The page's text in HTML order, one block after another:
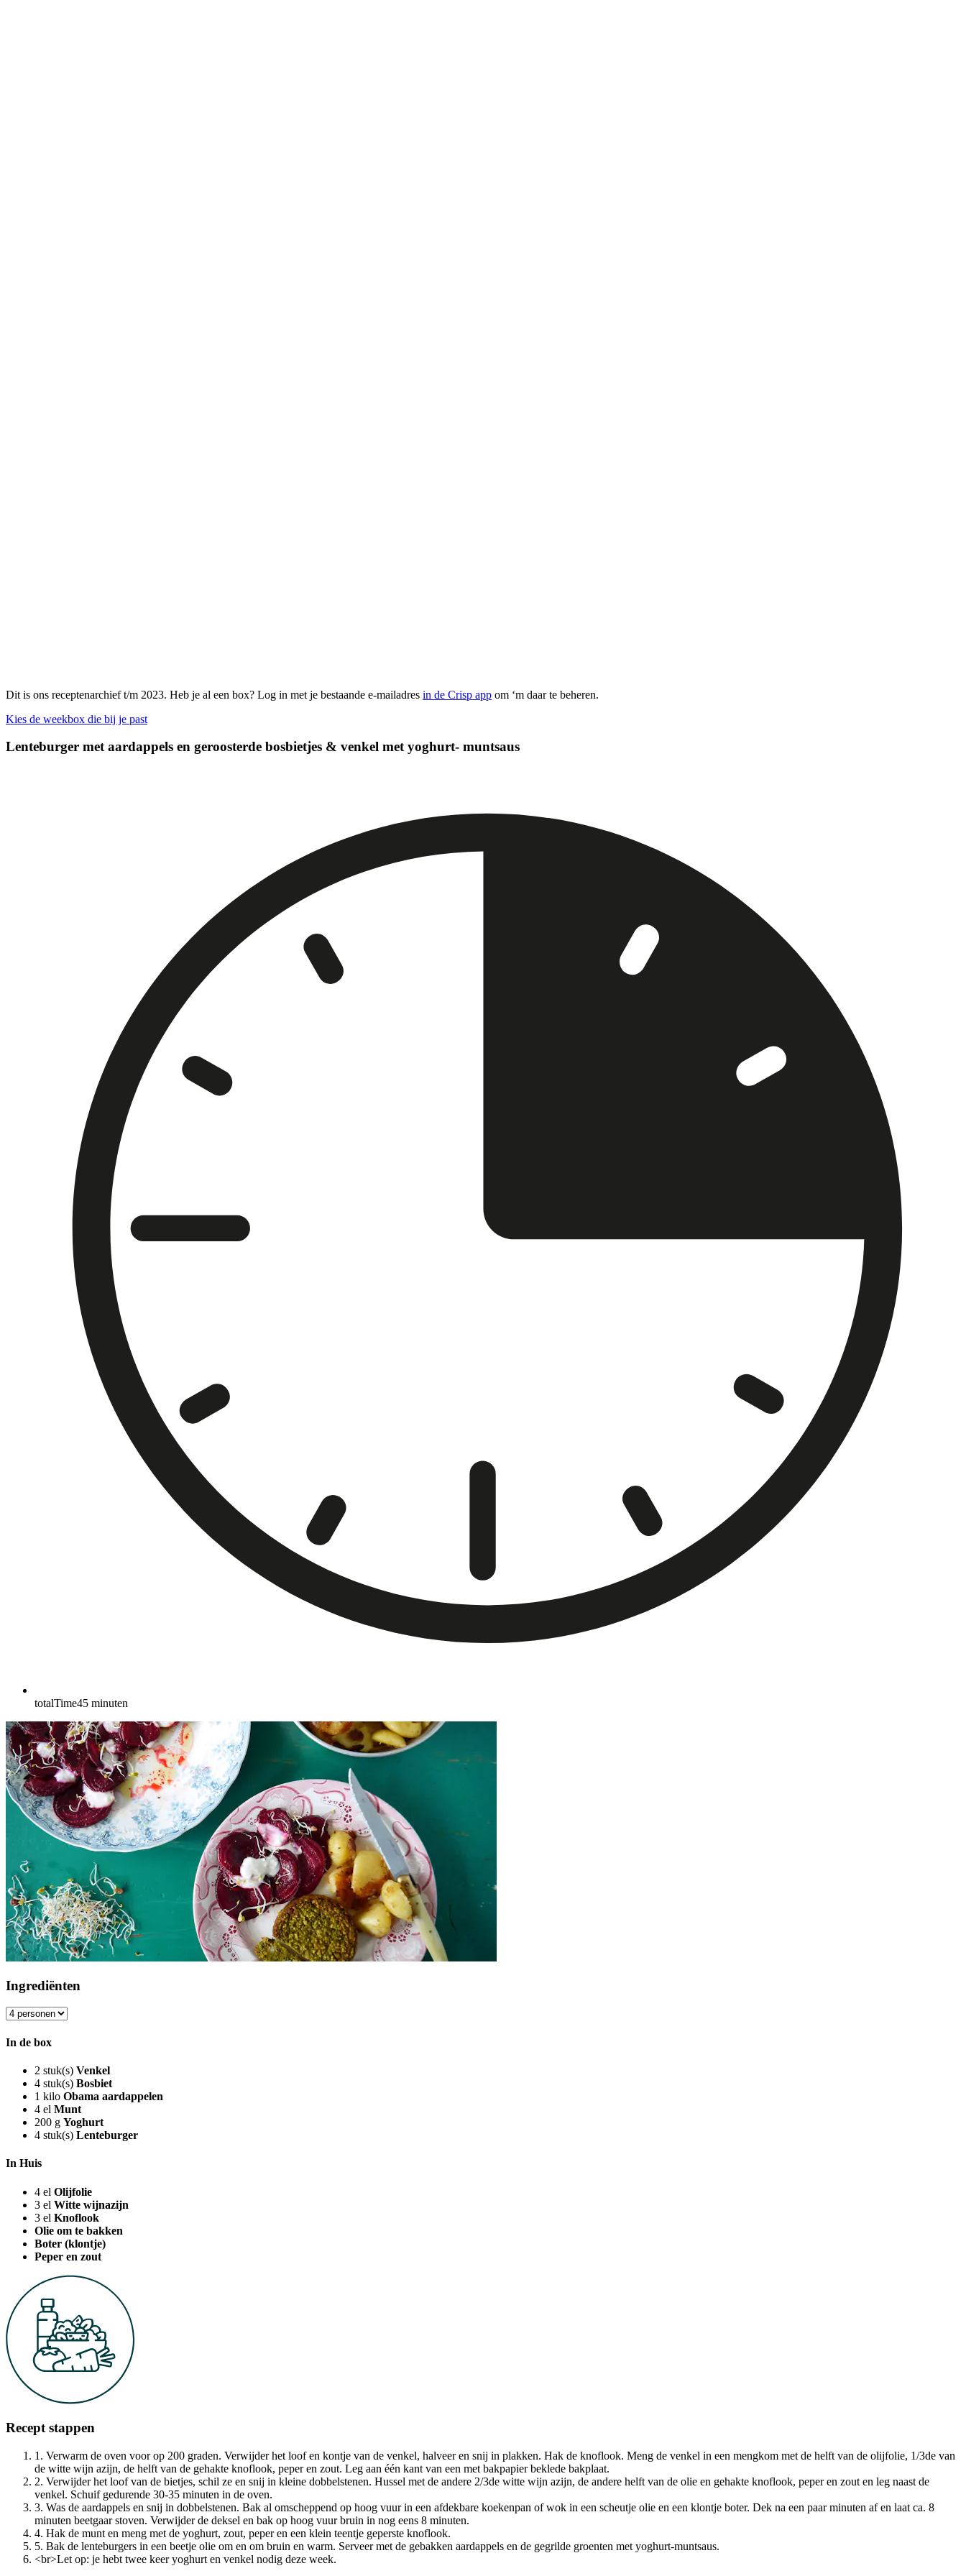
Dit is ons receptenarchief t/m 2023. Heb je al een box? Log in met je bestaande e-mailadres in de Crisp app om ‘m daar te beheren.
Kies de weekbox die bij je past
Lenteburger met aardappels en geroosterde bosbietjes & venkel met yoghurt- muntsaus
totalTime45 minuten
Ingrediënten
In de box
2 stuk(s) Venkel
4 stuk(s) Bosbiet
1 kilo Obama aardappelen
4 el Munt
200 g Yoghurt
4 stuk(s) Lenteburger
In Huis
4 el Olijfolie
3 el Witte wijnazijn
3 el Knoflook
Olie om te bakken
Boter (klontje)
Peper en zout
Recept stappen
1. Verwarm de oven voor op 200 graden. Verwijder het loof en kontje van de venkel, halveer en snij in plakken. Hak de knoflook. Meng de venkel in een mengkom met de helft van de olijfolie, 1/3de van
de witte wijn azijn, de helft van de gehakte knoflook, peper en zout. Leg aan één kant van een met bakpapier beklede bakplaat.
2. Verwijder het loof van de bietjes, schil ze en snij in kleine dobbelstenen. Hussel met de andere 2/3de witte wijn azijn, de andere helft van de olie en gehakte knoflook, peper en zout en leg naast de
venkel. Schuif gedurende 30-35 minuten in de oven.
3. Was de aardappels en snij in dobbelstenen. Bak al omscheppend op hoog vuur in een afdekbare koekenpan of wok in een scheutje olie en een klontje boter. Dek na een paar minuten af en laat ca. 8
minuten beetgaar stoven. Verwijder de deksel en bak op hoog vuur bruin in nog eens 8 minuten.
4. Hak de munt en meng met de yoghurt, zout, peper en een klein teentje geperste knoflook.
5. Bak de lenteburgers in een beetje olie om en om bruin en warm. Serveer met de gebakken aardappels en de gegrilde groenten met yoghurt-muntsaus.
<br>Let op: je hebt twee keer yoghurt en venkel nodig deze week.